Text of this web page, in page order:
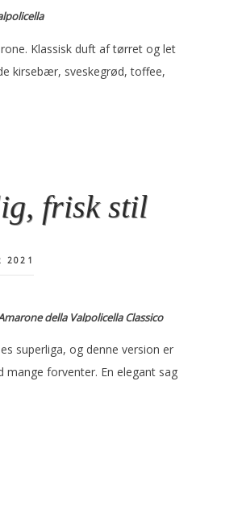
Klassisk duft af tørret og let
kirsebær, sveskegrød, toffee,
frisk stil
2021
della Valpolicella Classico
superliga, og denne version er
forventer. En elegant sag